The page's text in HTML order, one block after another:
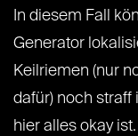
In diesem Fall
Generator
Keilriemen (nur
dafür) noch straff
hier alles okay